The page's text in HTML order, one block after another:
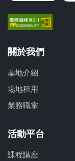
關於我們
基地介紹
場地租用
業務職掌
活動平台
課程講座